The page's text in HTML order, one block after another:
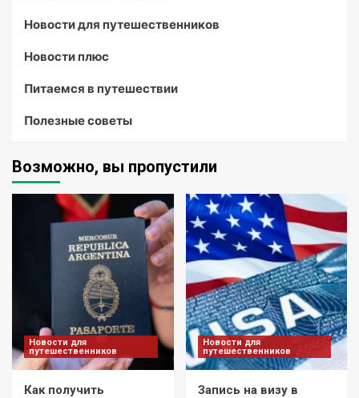
Новости для путешественников
Новости плюс
Питаемся в путешествии
Полезные советы
Возможно, вы пропустили
Новости для
путешественников
Как получить
Новости для
путешественников
Запись на визу в